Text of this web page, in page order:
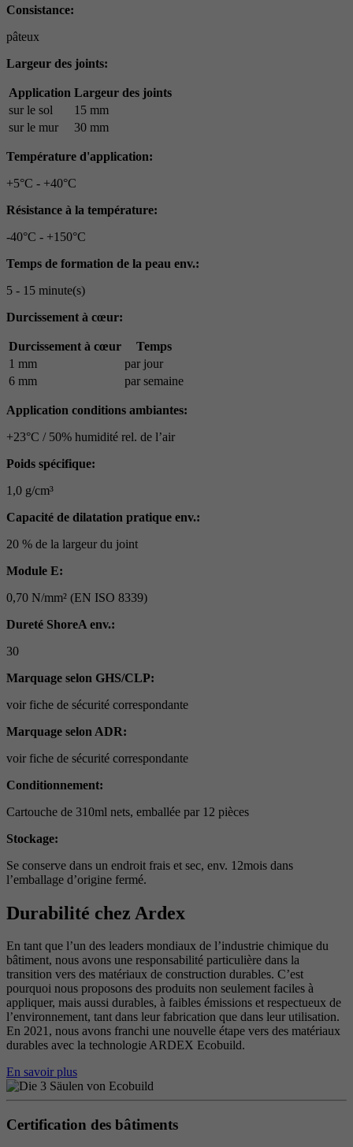
Consistance:
pâteux
Largeur des joints:
Application Largeur des joints
sur le sol
15 mm
sur le mur
30 mm
Température d'application:
+5°C - +40°C
Résistance à la température:
-40°C - +150°C
Temps de formation de la peau env.:
5 - 15 minute(s)
Durcissement à cœur:
Durcissement à cœur
Temps
1 mm
par jour
6 mm
par semaine
Application conditions ambiantes:
+23°C / 50% humidité rel. de l’air
Poids spécifique:
1,0 g/cm³
Capacité de dilatation pratique env.:
20 % de la largeur du joint
Module E:
0,70 N/mm² (EN ISO 8339)
Dureté ShoreA env.:
30
Marquage selon GHS/CLP:
voir fiche de sécurité correspondante
Marquage selon ADR:
voir fiche de sécurité correspondante
Conditionnement:
Cartouche de 310ml nets, emballée par 12 pièces
Stockage:
Se conserve dans un endroit frais et sec, env. 12mois dans
l’emballage d’origine fermé.
Durabilité chez Ardex
En tant que l’un des leaders mondiaux de l’industrie chimique du
bâtiment, nous avons une responsabilité particulière dans la
transition vers des matériaux de construction durables. C’est
pourquoi nous proposons des produits non seulement faciles à
appliquer, mais aussi durables, à faibles émissions et respectueux de
l’environnement, tant dans leur fabrication que dans leur utilisation.
En 2021, nous avons franchi une nouvelle étape vers des matériaux
durables avec la technologie ARDEX Ecobuild.
En savoir plus
Certification des bâtiments